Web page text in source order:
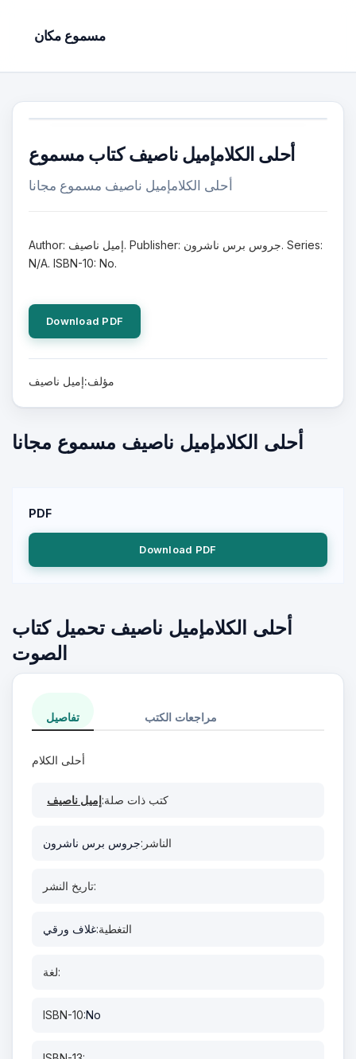
مسموع مكان
أحلى الكلامإميل ناصيف كتاب مسموع
أحلى الكلامإميل ناصيف مسموع مجانا
Author: إميل ناصيف. Publisher: جروس برس ناشرون. Series:
N/A. ISBN-10: No.
Download PDF
مؤلف:إميل ناصيف
أحلى الكلامإميل ناصيف مسموع مجانا
PDF
Download PDF
أحلى الكلامإميل ناصيف تحميل كتاب
الصوت
تفاصيل مراجعات الكتب
أحلى الكلام
كتب ذات صلة:إميل ناصيف
الناشر:جروس برس ناشرون
تاريخ النشر:
التغطية:غلاف ورقي
لغة:
ISBN-10:No